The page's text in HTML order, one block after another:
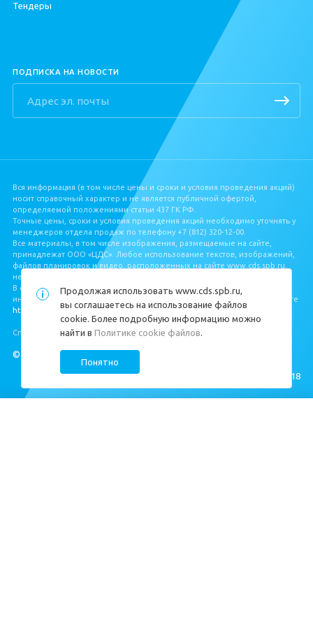
Тендеры
ПОДПИСКА НА НОВОСТИ
© ЦДС, 1999–2026
Вся информация (в том числе цены и сроки и условия проведения акций)
носит справочный характер и не является публичной офертой,
определяемой положениями статьи 437 ГК РФ.
Точные цены, сроки и условия проведения акций необходимо уточнять у
менеджеров отдела продаж по телефону +7 (812) 320‐12‐00.
Все материалы, в том числе изображения, размещаемые на сайте,
принадлежат ООО «ЦДС». Любое использование текстов, изображений,
файлов планировок и видео, расположенных на сайте www.cds.spb.ru,
не допускается без письменного разрешения ООО «ЦДС».
В соответствии с Федеральным законом от 30.12.2004 № 214‐ФЗ, полная
информация о застройщике и проекте строительства размещена на сайте
https://наш.дом.рф/.
Специальная оценка условий трудаhttps://cds.spb.ru/sout/
M18
Продолжая использовать www.cds.spb.ru,
вы соглашаетесь на использование файлов
cookie. Более подробную информацию можно
найти в Политике cookie файлов.
Понятно